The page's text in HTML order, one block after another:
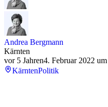
Andrea Bergmann
Kärnten
vor 5 Jahren4. Februar 2022
KärntenPolitik